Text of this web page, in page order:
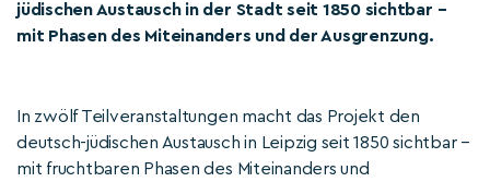
jüdischen Austausch in der Stadt seit 1850 sichtbar –
mit Phasen des Miteinanders und der Ausgrenzung.
In zwölf Teilveranstaltungen macht das Projekt den
deutsch-jüdischen Austausch in Leipzig seit 1850 sichtbar –
mit fruchtbaren Phasen des Miteinanders und